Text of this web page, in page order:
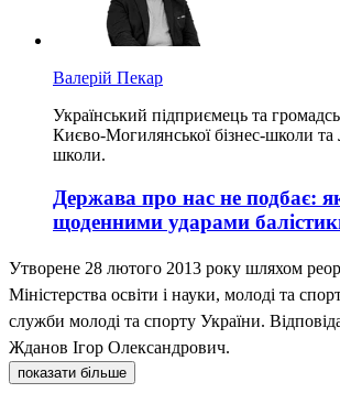
Валерій Пекар
Український підприємець та
Києво-Могилянської бізнес-школи та
школи.
Держава про нас не подбає:
щоденними ударами
Утворене 28 лютого 2013 року шляхом
Міністерства освіти і науки, молоді та
служби молоді та спорту України.
Жданов Ігор Олександрович.
показати більше